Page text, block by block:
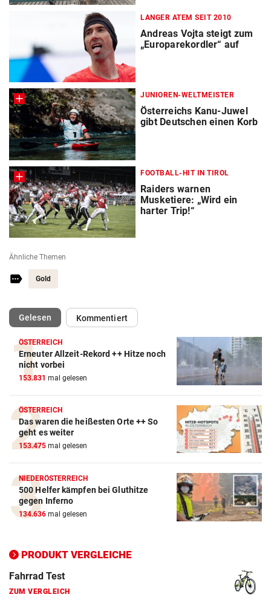
LANGER ATEM SEIT 2010
Andreas Vojta steigt zum
„Europarekordler“ auf
JUNIOREN-WELTMEISTER
Österreichs Kanu-Juwel
gibt Deutschen einen Korb
FOOTBALL-HIT IN TIROL
Raiders warnen
Musketiere: „Wird ein
harter Trip!“
Ähnliche Themen
Gold
Gelesen(ausgewählt)Kommentiert
ÖSTERREICH
Erneuter Allzeit-Rekord ++ Hitze noch
nicht vorbei
153.831 mal gelesen
ÖSTERREICH
Das waren die heißesten Orte ++ So
geht es weiter
153.475 mal gelesen
NIEDERÖSTERREICH
500 Helfer kämpfen bei Gluthitze
gegen Inferno
134.636 mal gelesen
PRODUKT VERGLEICHE
Action-Cam Vergleich
ZUM VERGLEICH
Crosstrainer Vergleich
ZUM VERGLEICH
E-Bike Vergleich
ZUM VERGLEICH
Elektro-Scooter Vergleich
ZUM VERGLEICH
ZUM VERGLEICH
Fahrrad Test
ZUM VERGLEICH